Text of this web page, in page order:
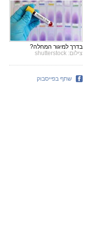
בדרך למיגור המחלה?
צילום: shutterstock
שתף בפייסבוק